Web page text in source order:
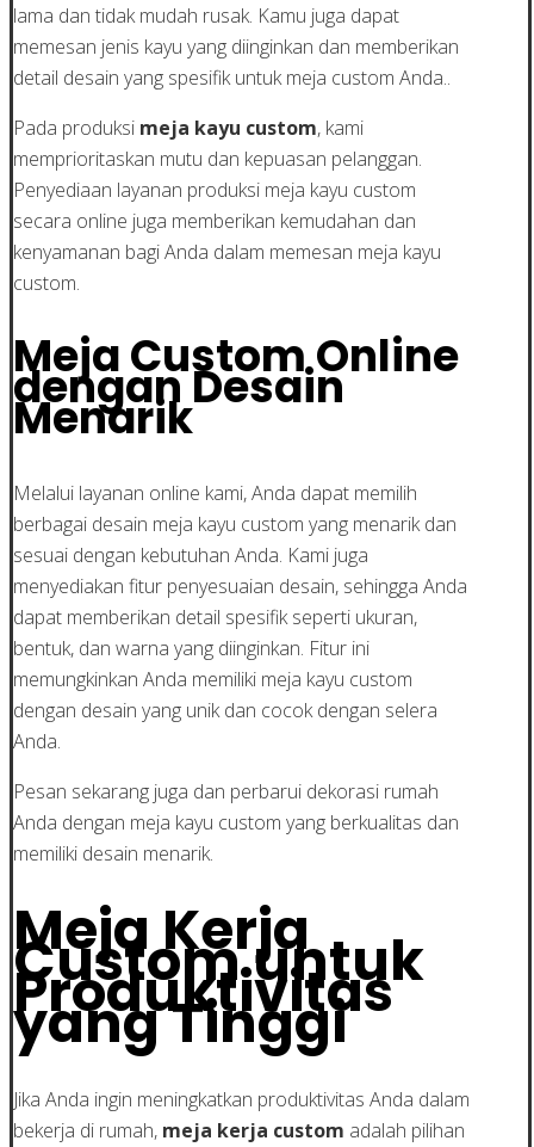
lama dan tidak mudah rusak. Kamu juga dapat
memesan jenis kayu yang diinginkan dan memberikan
detail desain yang spesifik untuk meja custom Anda..
Pada produksi meja kayu custom, kami
memprioritaskan mutu dan kepuasan pelanggan.
Penyediaan layanan produksi meja kayu custom
secara online juga memberikan kemudahan dan
kenyamanan bagi Anda dalam memesan meja kayu
custom.
Meja Custom Online
dengan Desain
Menarik
Melalui layanan online kami, Anda dapat memilih
berbagai desain meja kayu custom yang menarik dan
sesuai dengan kebutuhan Anda. Kami juga
menyediakan fitur penyesuaian desain, sehingga Anda
dapat memberikan detail spesifik seperti ukuran,
bentuk, dan warna yang diinginkan. Fitur ini
memungkinkan Anda memiliki meja kayu custom
dengan desain yang unik dan cocok dengan selera
Anda.
Pesan sekarang juga dan perbarui dekorasi rumah
Anda dengan meja kayu custom yang berkualitas dan
memiliki desain menarik.
Meja Kerja
Custom untuk
Produktivitas
yang Tinggi
Jika Anda ingin meningkatkan produktivitas Anda dalam
bekerja di rumah, meja kerja custom adalah pilihan